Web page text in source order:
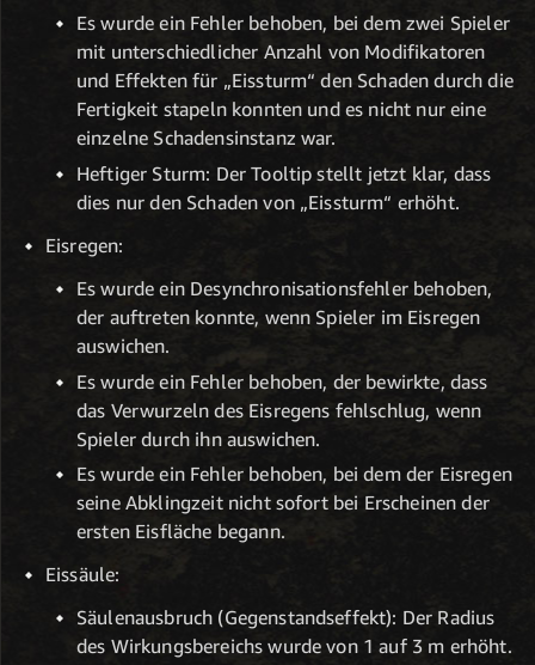
Es wurde ein Fehler behoben, bei dem zwei Spieler
mit unterschiedlicher Anzahl von Modifikatoren
und Effekten für „Eissturm“ den Schaden durch die
Fertigkeit stapeln konnten und es nicht nur eine
einzelne Schadensinstanz war.
Heftiger Sturm: Der Tooltip stellt jetzt klar, dass
dies nur den Schaden von „Eissturm“ erhöht.
Eisregen:
Es wurde ein Desynchronisationsfehler behoben,
der auftreten konnte, wenn Spieler im Eisregen
auswichen.
Es wurde ein Fehler behoben, der bewirkte, dass
das Verwurzeln des Eisregens fehlschlug, wenn
Spieler durch ihn auswichen.
Es wurde ein Fehler behoben, bei dem der Eisregen
seine Abklingzeit nicht sofort bei Erscheinen der
ersten Eisfläche begann.
Eissäule:
Säulenausbruch (Gegenstandseffekt): Der Radius
des Wirkungsbereichs wurde von 1 auf 3 m erhöht.